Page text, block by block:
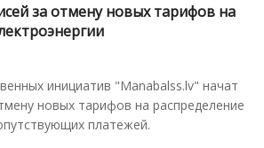
за отмену новых тарифов на
инициатив "Manabalss.lv" начат
новых тарифов на распределение
платежей.